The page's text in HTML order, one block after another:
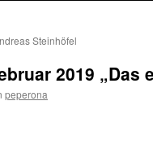
Steinhöfel
2019 „Das
peperona